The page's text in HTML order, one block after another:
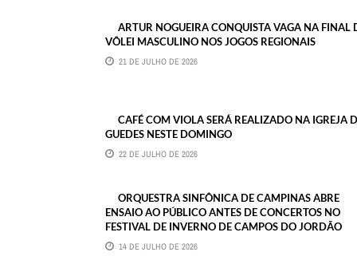
ARTUR NOGUEIRA CONQUISTA VAGA NA FINAL
VÔLEI MASCULINO NOS JOGOS REGIONAIS
21 DE JULHO DE 2026
CAFÉ COM VIOLA SERÁ REALIZADO NA IGREJA
GUEDES NESTE DOMINGO
22 DE JULHO DE 2026
ORQUESTRA SINFÔNICA DE CAMPINAS ABRE
ENSAIO AO PÚBLICO ANTES DE CONCERTOS NO
FESTIVAL DE INVERNO DE CAMPOS DO JORDÃO
14 DE JULHO DE 2026